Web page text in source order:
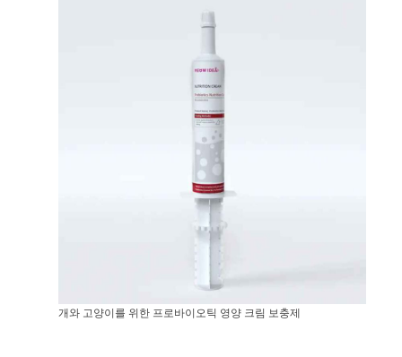
개와 고양이를 위한 프로바이오틱 영양 크림 보충제